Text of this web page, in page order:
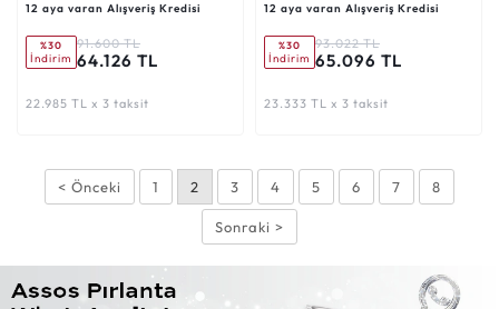
12 aya varan Alışveriş Kredisi
%30
İndirim
91.600 TL
64.126 TL
22.985 TL x 3 taksit
12 aya varan Alışveriş Kredisi
%30
İndirim
93.022 TL
65.096 TL
23.333 TL x 3 taksit
< Önceki 1 2 3 4 5 6 7 8
Sonraki >